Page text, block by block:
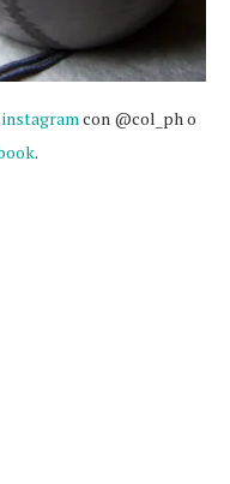
instagram con @col_ph o
.